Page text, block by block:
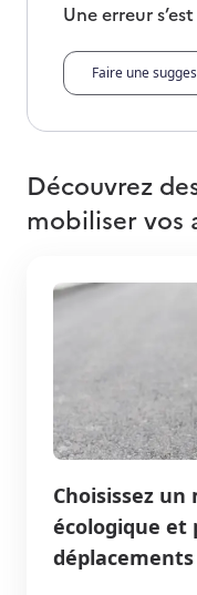
Une erreur
Faire une
Découvrez
mobiliser vos
Choisissez
écologique et